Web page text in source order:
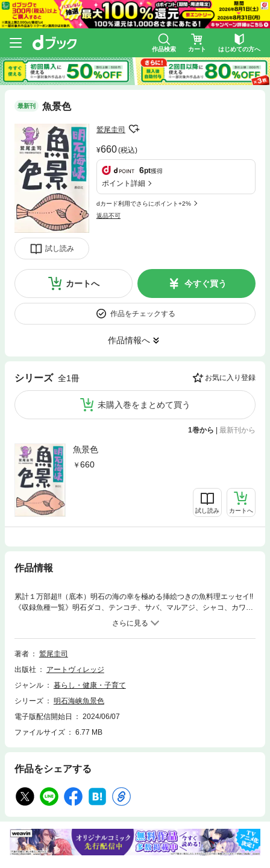
作品検索 カート はじめての方へ
最新刊 魚景色
試し読み
鷲尾圭司
660(税込)
6pt獲得
ポイント詳細
dカード利用でさらにポイント+2%
返品不可
カートへ 今すぐ買う
作品をチェックする
作品情報へ
シリーズ 全1冊 お気に入り登録
未購入巻をまとめて買う
1巻から | 最新刊から
魚景色
660
試し読み カートへ
作品情報
累計１万部超!!（底本）明石の海の幸を極める挿絵つきの魚料理エッセイ!!
《収録魚種一覧》明石ダコ、テンコチ、サバ、マルアジ、シャコ、カワ
ツ、ハモ、アナゴ、サツキマス、ゴンズイ、アカエイ、タチウオ、マコガ
レイ、アワビ、キス、スズキ、オニオコゼ、ベラ、ガザミ、舌びらめ、ア
コウ、トラハゼ、ツバス、カンパチ、イシダイ、カワハギ、イセエビ、サ
イラ、ニベ、カマス、イワシ、サヨリ、メイタガレイ、カキ、コチ、くら
イシガレイ、ヒラメ、コノシロ、ホウボウ、カンダイ、イカナゴ、マダ
イ、ウミタナゴ、メバル・カサゴ、アイナメ、ギンポ、サワラ、アオリイ
著者
鷲尾圭司
出版社
アートヴィレッジ
ジャンル
暮らし・健康・子育て
シリーズ
明石海峡魚景色
電子版配信開始日
2024/06/07
ファイルサイズ
6.77 MB
作品をシェアする